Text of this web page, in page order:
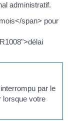
administratif.
span> pour
par le
lorsque votre